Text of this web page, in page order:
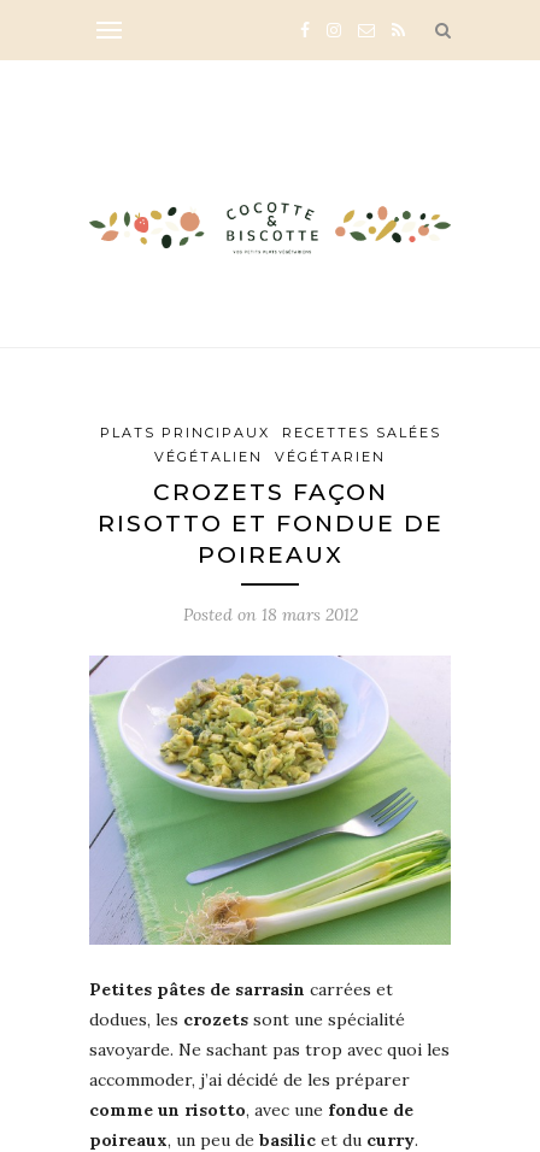
PLATS PRINCIPAUX
RECETTES SALÉES
VÉGÉTALIEN
VÉGÉTARIEN
CROZETS FAÇON
RISOTTO ET FONDUE DE
POIREAUX
Posted on 18 mars 2012
Petites pâtes de sarrasin carrées et
dodues, les crozets sont une spécialité
savoyarde. Ne sachant pas trop avec quoi les
accommoder, j’ai décidé de les préparer
comme un risotto, avec une fondue de
poireaux, un peu de basilic et du curry.